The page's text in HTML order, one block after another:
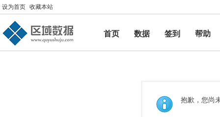
设为首页 收藏本站
首页 数据 签到
帮助
帮助
抱歉，您尚